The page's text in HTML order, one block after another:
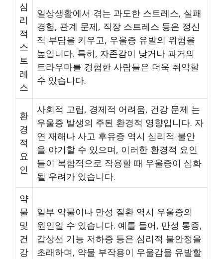
심
리
적
스
트
레
스
일상생활에서 겪는 과도한 스트레스, 실패
경험, 관계 문제, 직장 스트레스 등은 정신
적 부담을 키우고, 우울증 유발의 위험을
높입니다. 특히, 자존감이 낮거나 과거의
트라우마를 경험한 사람들은 더욱 취약할
수 있습니다.
환
경
적
요
인
사회적 고립, 경제적 어려움, 건강 문제 는
우울증 발생의 주된 환경적 영향입니다. 자
연 재해나 사고 후유증 역시 심리적 불안
을 야기할 수 있으며, 이러한 환경적 요인
들이 복합적으로 작용할 때 우울증이 심화
될 우려가 있습니다.
약
물
및
건
강
일부 약물이나 만성 질환 역시 우울증의
원인일 수 있습니다. 예를 들어, 만성 통증,
갑상선 기능 저하증 등은 심리적 불안정을
초래하며, 약물 부작용이 우울감을 유발할